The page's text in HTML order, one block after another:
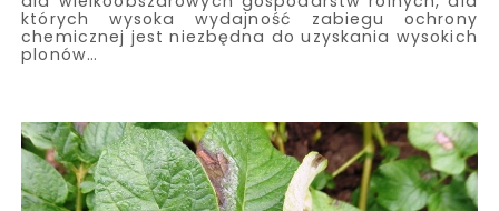
których wysoka wydajność zabiegu ochrony
chemicznej jest niezbędna do uzyskania wysokich
plonów…